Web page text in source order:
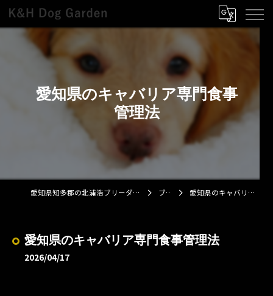
愛知県のキャバリア専門食事
管理法
愛知県知多郡の北浦浩ブリーダーならK&H Dog Garden ブログ 愛知県のキャバリア専門食事管理法
愛知県のキャバリア専門食事管理法
2026/04/17